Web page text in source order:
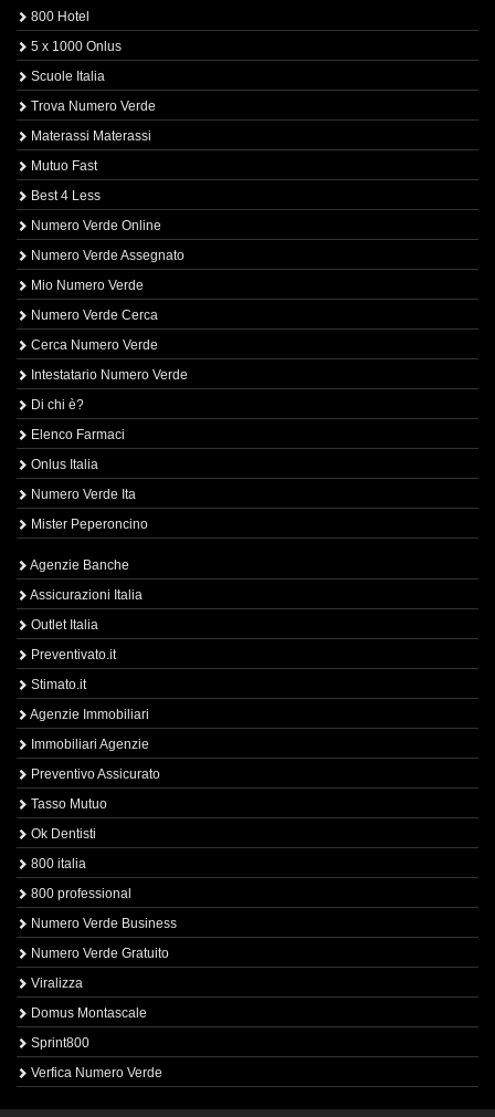
800 Hotel
5 x 1000 Onlus
Scuole Italia
Trova Numero Verde
Materassi Materassi
Mutuo Fast
Best 4 Less
Numero Verde Online
Numero Verde Assegnato
Mio Numero Verde
Numero Verde Cerca
Cerca Numero Verde
Intestatario Numero Verde
Di chi è?
Elenco Farmaci
Onlus Italia
Numero Verde Ita
Mister Peperoncino
Agenzie Banche
Assicurazioni Italia
Outlet Italia
Preventivato.it
Stimato.it
Agenzie Immobiliari
Immobiliari Agenzie
Preventivo Assicurato
Tasso Mutuo
Ok Dentisti
800 italia
800 professional
Numero Verde Business
Numero Verde Gratuito
Viralizza
Domus Montascale
Sprint800
Verfica Numero Verde